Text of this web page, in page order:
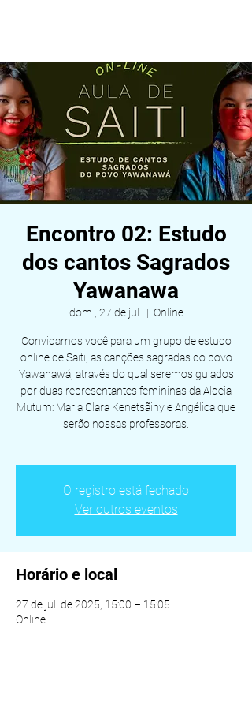
Encontro 02: Estudo
dos cantos Sagrados
Yawanawa
dom., 27 de jul.
  |
Online
Convidamos você para um grupo de estudo
online de Saiti, as canções sagradas do povo
Yawanawá, através do qual seremos guiados
por duas representantes femininas da Aldeia
Mutum: Maria Clara Kenetsãiny e Angélica que
serão nossas professoras.
O registro está fechado
Ver outros eventos
Horário e local
27 de jul. de 2025, 15:00 – 15:05
Online